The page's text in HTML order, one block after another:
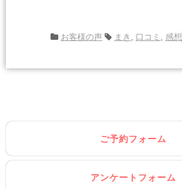
お客様の声 まき 口コミ 感想
ご予約フォーム
アンケートフォーム